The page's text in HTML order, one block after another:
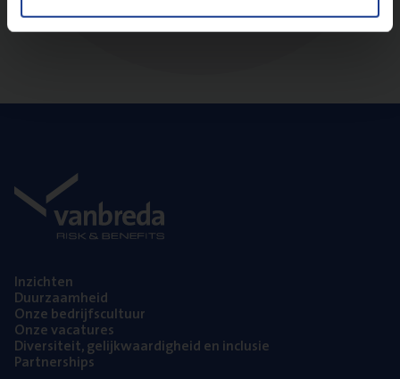
Inzich­ten
Duur­zaam­heid
Onze bedrijfs­cul­tuur
Onze vaca­tu­res
Diver­si­teit, gelijk­waar­dig­heid en inclusie
Part­ner­ships